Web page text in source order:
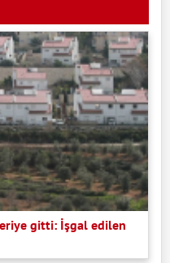
gitti: İşgal edilen